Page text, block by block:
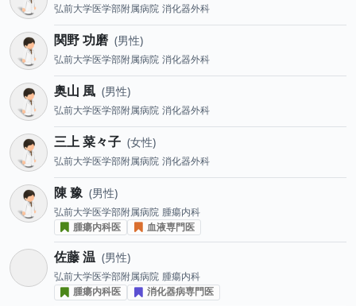
弘前大学医学部附属病院 消化器外科
関野 功磨 男性
弘前大学医学部附属病院 消化器外科
奥山 風 男性
弘前大学医学部附属病院 消化器外科
三上 菜々子 女性
弘前大学医学部附属病院 消化器外科
陳 豫 男性
弘前大学医学部附属病院 腫瘍内科
腫瘍内科医
血液専門医
佐藤 温 男性
弘前大学医学部附属病院 腫瘍内科
腫瘍内科医
消化器病専門医